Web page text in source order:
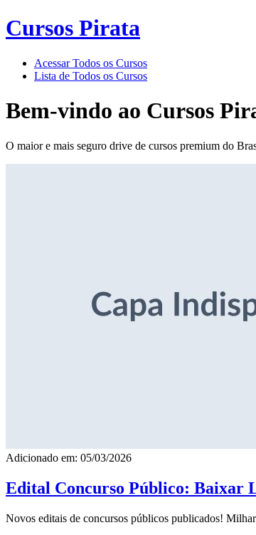
Cursos Pirata
Acessar Todos os Cursos
Lista de Todos os Cursos
Bem-vindo ao Cursos
O maior e mais seguro drive de cursos premium do
Adicionado em: 05/03/2026
Edital Concurso Público: Baixar
Novos editais de concursos públicos publicados!